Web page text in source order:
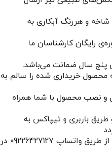
شاخه و هررنگ آبکاری به
رایگان کارشناسان ما
پنج سال ضمانت می‌باشد.
خریداری شده را سالم به
و نصب محصول با شما همراه
باربری و تیپاکس به
برای ارتباط با کارشناسان ما از طریق واتساپ 09226427127 در